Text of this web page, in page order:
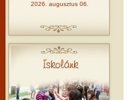
2026. augusztus 06.